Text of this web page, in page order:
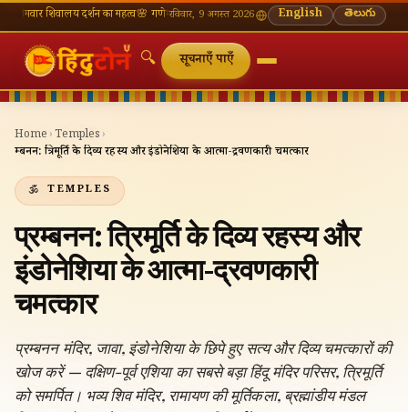
दर्शन का महत्व🌸 गणेश चतुर्थी — भाद्रपद शुक्ल चतुर्थी⛩ काशी विश्वनाथ — आज के दर्शन समय
रविवार, 9 अगस्त 2026 English తెలుగు
🔍 सूचनाएँ पाएँ
Home ›Temples ›
प्रम्बनन: त्रिमूर्ति के दिव्य रहस्य और इंडोनेशिया के आत्मा-द्रवणकारी चमत्कार
TEMPLES
प्रम्बनन: त्रिमूर्ति के दिव्य रहस्य और
इंडोनेशिया के आत्मा-द्रवणकारी
चमत्कार
प्रम्बनन मंदिर, जावा, इंडोनेशिया के छिपे हुए सत्य और दिव्य चमत्कारों की
खोज करें — दक्षिण-पूर्व एशिया का सबसे बड़ा हिंदू मंदिर परिसर, त्रिमूर्ति
को समर्पित। भव्य शिव मंदिर, रामायण की मूर्तिकला, ब्रह्मांडीय मंडल